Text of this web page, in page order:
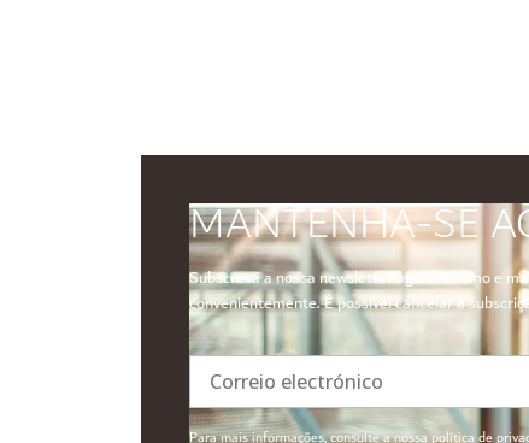
MANTENHA-SE
Subscreva a nossa newsletter agora mesmo e
convenientemente. É possível cancelar a
Correio electrónico
Para mais informações, consulte a nossapolítica de